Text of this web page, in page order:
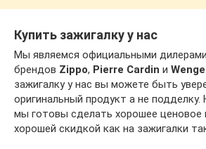
Купить зажигалку у нас
Мы являемся официальными
брендов Zippo, Pierre Cardin и
зажигалку у нас вы можете быть
оригинальный продукт а не
мы готовы сделать хорошее ценовое
хорошей скидкой как на зажигалки